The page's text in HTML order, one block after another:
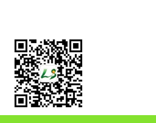
程师卢庆普